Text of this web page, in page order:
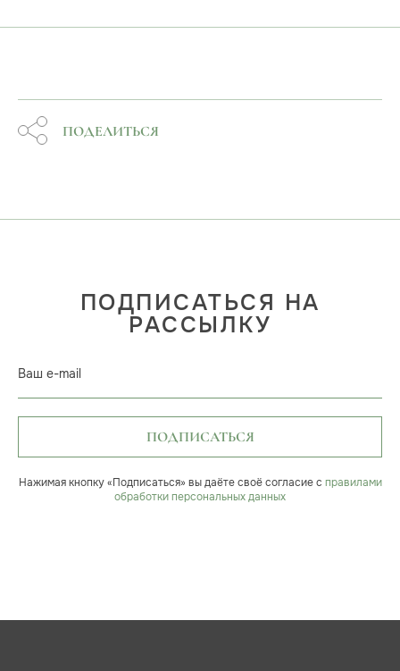
ПОДЕЛИТЬСЯ
ПОДПИСАТЬСЯ НА
РАССЫЛКУ
Ваш e-mail
ПОДПИСАТЬСЯ
Нажимая кнопку «Подписаться» вы даёте своё согласие с правилами
обработки персональных данных